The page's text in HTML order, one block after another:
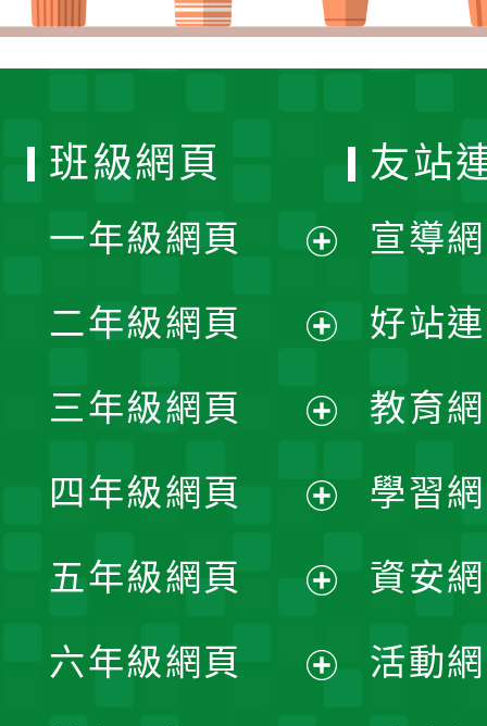
班級網頁
一年級網頁
開
選
單
二年級網頁
開
選
單
三年級網頁
開
選
單
四年級網頁
開
選
五年級網頁
開
六年級網頁
友站
宣導
好站
教育
學習
資安
活動